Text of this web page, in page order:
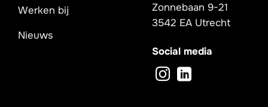
Werken bij
Nieuws
Zonnebaan 9-21
3542 EA Utrecht
Social media